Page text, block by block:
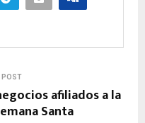
POST
afiliados a la
Santa